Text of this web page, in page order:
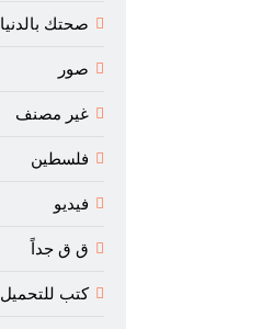
صحتك بالدنيا
صور
غير مصنف
فلسطين
فيديو
ق ق جداً
كتب للتحميل